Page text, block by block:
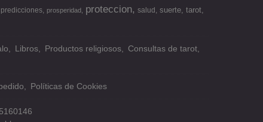
predicciones prosperidad proteccion salud suerte tarot
Libros Productos religiosos
Consultas de tarot
Políticas de Cookies